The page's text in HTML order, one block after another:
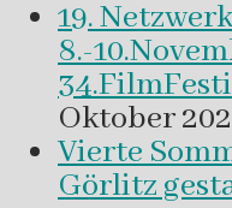
19.
8.-
Oktober
Vierte
Görlitz